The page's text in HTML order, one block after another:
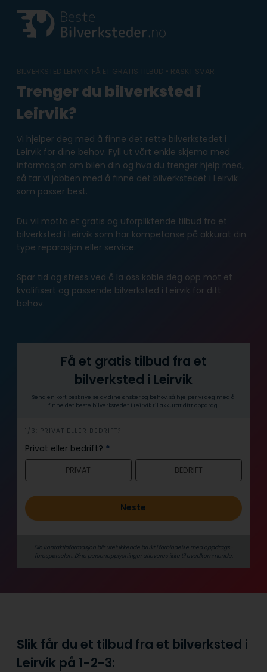
content
BILVERKSTED LEIRVIK: FÅ ET GRATIS TILBUD • RASKT SVAR
Trenger du bilverksted i
Leirvik?
Vi hjelper deg med å finne det rette bilverkstedet i
Leirvik for dine behov. Fyll ut vårt enkle skjema med
informasjon om bilen din og hva du trenger hjelp med,
så tar vi jobben med å finne det bilverkstedet i Leirvik
som passer best.
Du vil motta et gratis og uforpliktende tilbud fra et
bilverksted i Leirvik som har kompetanse på akkurat din
type reparasjon eller service.
Spar tid og stress ved å la oss koble deg opp mot et
kvalifisert og passende bilverksted i Leirvik for ditt
behov.
Få et gratis tilbud fra et
bilverksted i Leirvik
Send en kort beskrivelse av dine ønsker og behov, så hjelper vi deg med å
finne det beste bilverkstedet i Leirvik til akkurat ditt oppdrag.
h
e
r
1/3: PRIVAT ELLER BEDRIFT?
Privat eller bedrift? *
PRIVAT BEDRIFT
Neste
Din kontaktinformasjon blir utelukkende brukt i forbindelse med oppdrags­
forespørselen. Dine person­­opplysninger utleveres ikke til uvedkommende.
Slik får du et tilbud fra et bilverksted i
Leirvik på 1-2-3: